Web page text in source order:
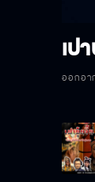
เป
ออกอา